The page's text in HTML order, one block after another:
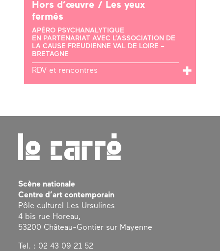
Hors d’œuvre / Les yeux
fermés
APÉRO PSYCHANALYTIQUE
EN PARTENARIAT AVEC L’ASSOCIATION DE
LA CAUSE FREUDIENNE VAL DE LOIRE –
BRETAGNE
RDV et rencontres
Scène nationale
Centre d’art contemporain
Pôle culturel Les Ursulines
4 bis rue Horeau,
53200 Château-Gontier sur Mayenne
Tel. : 02 43 09 21 52